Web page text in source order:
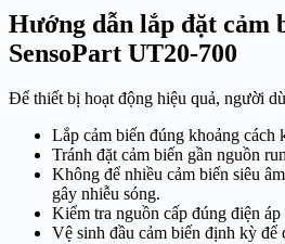
Hướng dẫn lắp đặt cảm
SensoPart UT20-700
Để thiết bị hoạt động hiệu quả, người
Lắp cảm biến đúng khoảng cách
Tránh đặt cảm biến gần nguồn
Không để nhiều cảm biến siêu
gây nhiễu sóng.
Kiểm tra nguồn cấp đúng điện áp
Vệ sinh đầu cảm biến định kỳ để